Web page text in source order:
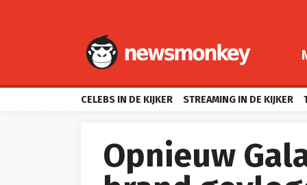
CELEBS IN DE KIJKER STREAMING IN DE KIJKER
Opnieuw